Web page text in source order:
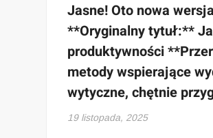
Jasne! Oto nowa
**Oryginalny tytuł:**
produktywności
metody wspierające
wytyczne, chętnie
19 listopada, 2025